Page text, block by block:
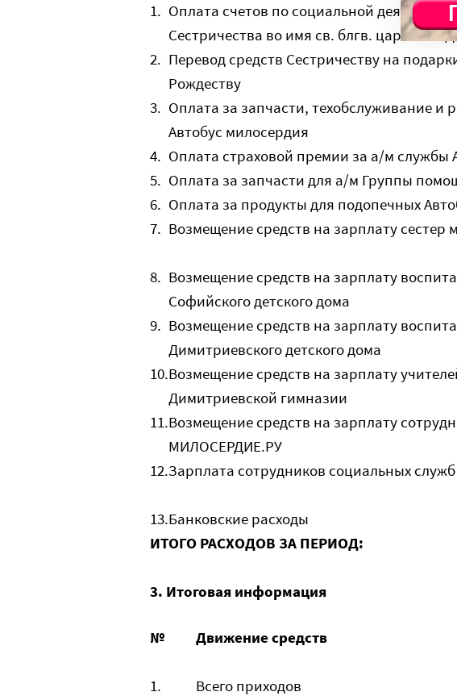
1. Оплата счетов по социальной
Сестричества во имя св. блгв. царевича
2. Перевод средств Сестричеству на
Рождеству
3. Оплата за запчасти, техобслуживание и
Автобус милосердия
4. Оплата страховой премии за а/м службы
5. Оплата за запчасти для а/м Группы
6. Оплата за продукты для подопечных
7. Возмещение средств на зарплату сестер
8. Возмещение средств на зарплату
Софийского детского дома
9. Возмещение средств на зарплату
Димитриевского детского дома
10.Возмещение средств на зарплату
Димитриевской гимназии
11.Возмещение средств на зарплату
МИЛОСЕРДИЕ.РУ
12.Зарплата сотрудников социальных
13.Банковские расходы
ИТОГО РАСХОДОВ ЗА ПЕРИОД:
3. Итоговая информация
№ Движение средств
1.
Всего приходов